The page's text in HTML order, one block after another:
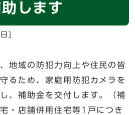
します
地域の防犯力向上や住民の皆
るため、家庭用防犯カメラを
、補助金を交付します。（補
・店舗併用住宅等1戸につき